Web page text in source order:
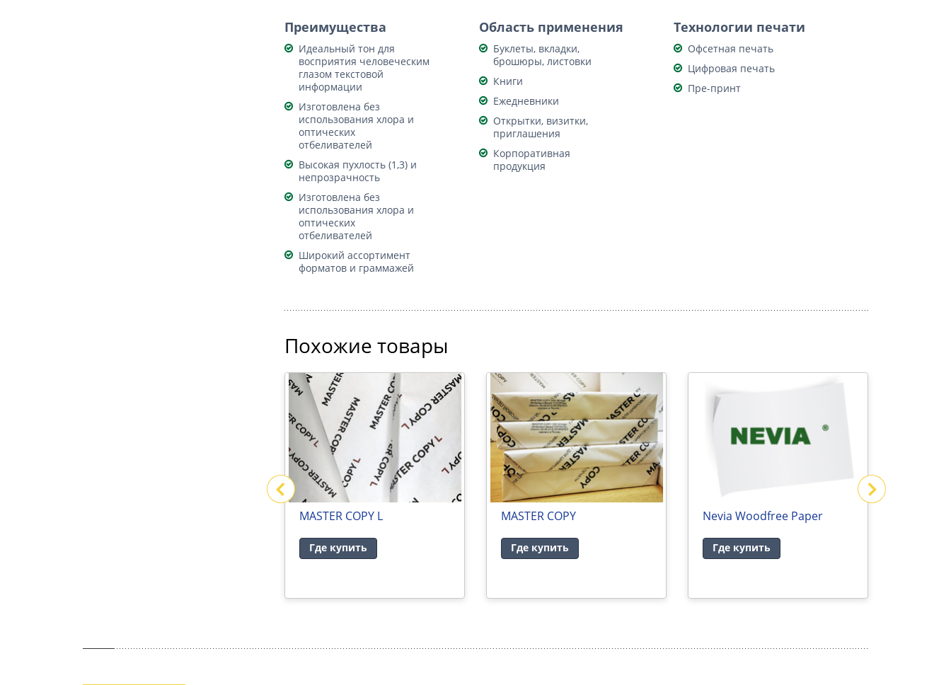
Преимущества
Идеальный тон для
восприятия человеческим
глазом текстовой
информации
Изготовлена без
использования хлора и
оптических
отбеливателей
Высокая пухлость (1,3) и
непрозрачность
Изготовлена без
использования хлора и
оптических
отбеливателей
Широкий ассортимент
форматов и граммажей
Область применения
Буклеты, вкладки,
брошюры, листовки
Книги
Ежедневники
Открытки, визитки,
приглашения
Корпоративная
продукция
Технологии печати
Офсетная печать
Цифровая печать
Пре-принт
Похожие товары
MASTER COPY L
Где купить
MASTER COPY
Где купить
Nevia Woodfree Paper
Где купить